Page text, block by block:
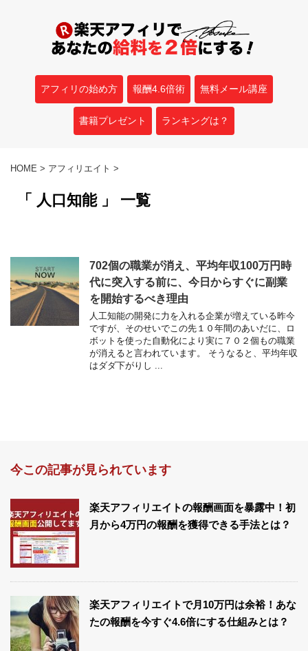
アフィリの始め方 報酬4.6倍術 無料メール講座
書籍プレゼント ランキングは？
HOME > アフィリエイト >
「 人口知能 」 一覧
702個の職業が消え、平均年収100万円時
代に突入する前に、今日からすぐに副業
を開始するべき理由
人工知能の開発に力を入れる企業が増えている昨今
ですが、そのせいでこの先１０年間のあいだに、ロ
ボットを使った自動化により実に７０２個もの職業
が消えると言われています。 そうなると、平均年収
はダダ下がりし ...
今この記事が見られています
楽天アフィリエイトの報酬画面を暴露中！初
月から4万円の報酬を獲得できる手法とは？
楽天アフィリエイトで月10万円は余裕！あな
たの報酬を今すぐ4.6倍にする仕組みとは？